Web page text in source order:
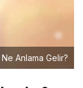
Anlama Gelir?